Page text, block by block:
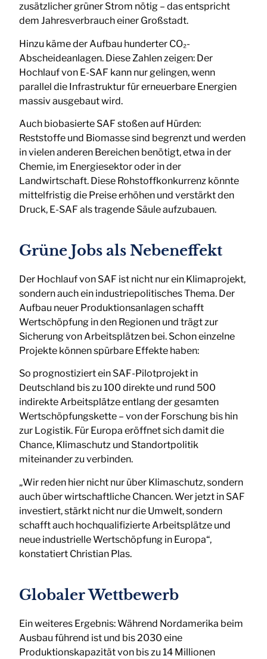
zusätzlicher grüner Strom nötig – das entspricht
dem Jahresverbrauch einer Großstadt.
Hinzu käme der Aufbau hunderter CO₂-
Abscheideanlagen. Diese Zahlen zeigen: Der
Hochlauf von E-SAF kann nur gelingen, wenn
parallel die Infrastruktur für erneuerbare Energien
massiv ausgebaut wird.
Auch biobasierte SAF stoßen auf Hürden:
Reststoffe und Biomasse sind begrenzt und werden
in vielen anderen Bereichen benötigt, etwa in der
Chemie, im Energiesektor oder in der
Landwirtschaft. Diese Rohstoffkonkurrenz könnte
mittelfristig die Preise erhöhen und verstärkt den
Druck, E-SAF als tragende Säule aufzubauen.
Grüne Jobs als Nebeneffekt
Der Hochlauf von SAF ist nicht nur ein Klimaprojekt,
sondern auch ein industriepolitisches Thema. Der
Aufbau neuer Produktionsanlagen schafft
Wertschöpfung in den Regionen und trägt zur
Sicherung von Arbeitsplätzen bei. Schon einzelne
Projekte können spürbare Effekte haben:
So prognostiziert ein SAF-Pilotprojekt in
Deutschland bis zu 100 direkte und rund 500
indirekte Arbeitsplätze entlang der gesamten
Wertschöpfungskette – von der Forschung bis hin
zur Logistik. Für Europa eröffnet sich damit die
Chance, Klimaschutz und Standortpolitik
miteinander zu verbinden.
„Wir reden hier nicht nur über Klimaschutz, sondern
auch über wirtschaftliche Chancen. Wer jetzt in SAF
investiert, stärkt nicht nur die Umwelt, sondern
schafft auch hochqualifizierte Arbeitsplätze und
neue industrielle Wertschöpfung in Europa“,
konstatiert Christian Plas.
Globaler Wettbewerb
Ein weiteres Ergebnis: Während Nordamerika beim
Ausbau führend ist und bis 2030 eine
Produktionskapazität von bis zu 14 Millionen